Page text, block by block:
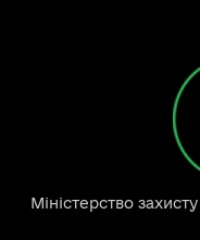
Міністерство